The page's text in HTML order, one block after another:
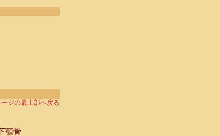
ジの最上部へ戻る
顎骨